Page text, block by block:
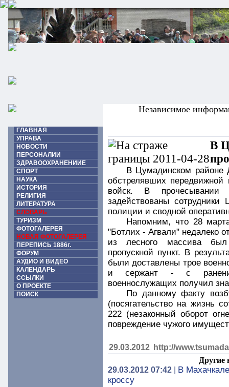
Независимое
ГЛАВНАЯ
УПРАВА
НОВОСТИ
ПЕРСОНАЛИИ
ЗДРАВООХРАНЕНИИЕ
СПОРТ
НАУКА
ИСТОРИЯ
РЕЛИГИЯ
ЛИТЕРАТУРА
СЛОВАРЬ
ТУРИЗМ
ФОТОГАЛЕРЕЯ
НОВАЯ ФОТОГАЛЕРЕЯ
ПЕРЕПИСЬ 1886г.
ФОРУМ
АУДИО И ВИДЕО
КАЛЕНДАРЬ
ССЫЛКИ
О ПРОЕКТЕ
ПОИСК
В
В Цумадинском районе
обстрелявших передвижной
войск. В прочесывании
задействованы сотрудники
полиции и сводной
Напомним, что 28
"Ботлих - Агвали" недалеко
из лесного массива был
пропускной пункт. В
были доставлены трое
и сержант - с
военнослужащих получил
По данному факту
(посягательство на жизнь
222 (незаконный оборот
повреждение чужого
29.03.2012 http://
Другие
29.03.2012 07:42
В
кроссу